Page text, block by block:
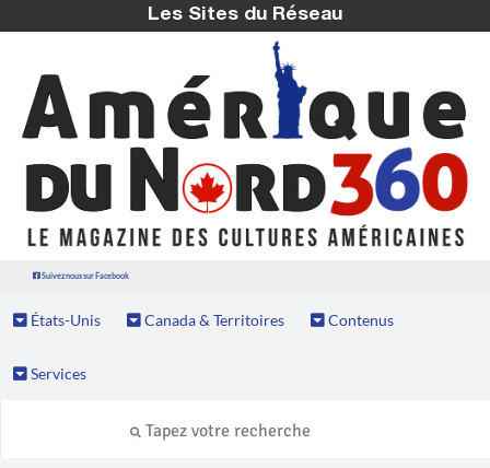
Les Sites du Réseau
Suivez nous sur Facebook
États-Unis Canada & Territoires Contenus
Services